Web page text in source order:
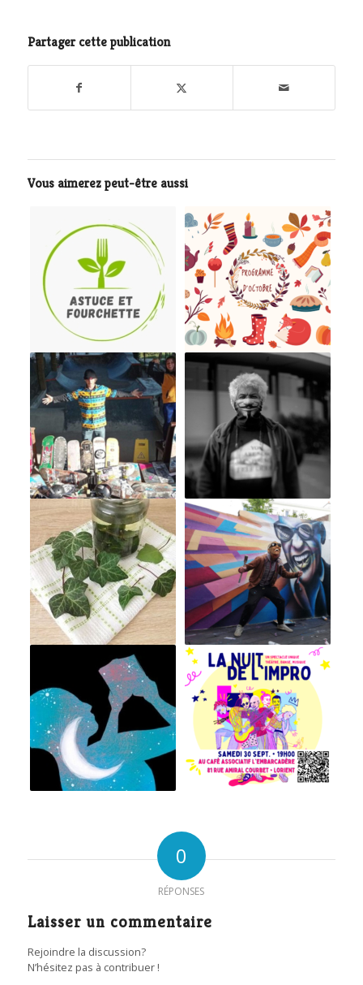
Partager cette publication
Vous aimerez peut-être aussi
0
RÉPONSES
Laisser un commentaire
Rejoindre la discussion?
N’hésitez pas à contribuer !